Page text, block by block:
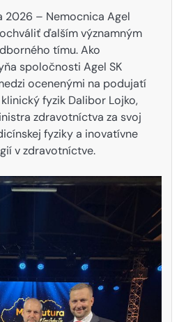
2026 – Nemocnica Agel
ďalším významným
tímu. Ako
spoločnosti Agel SK
ocenenými na podujatí
klinický fyzik Dalibor Lojko,
zdravotníctva za svoj
fyziky a inovatívne
v zdravotníctve.